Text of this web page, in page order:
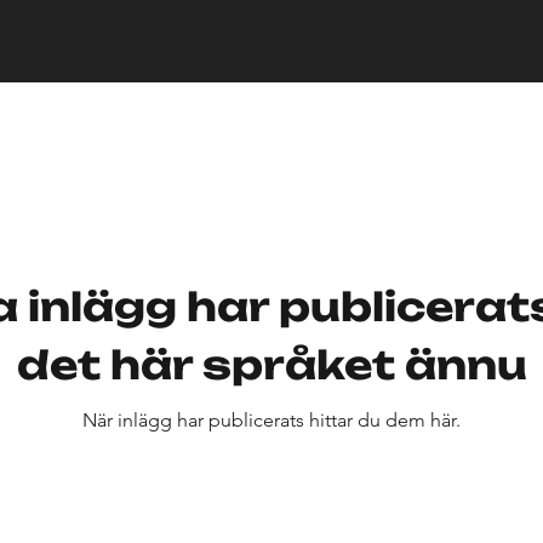
inlägg har
det här språket ännu
När inlägg har publicerats hittar du dem här.